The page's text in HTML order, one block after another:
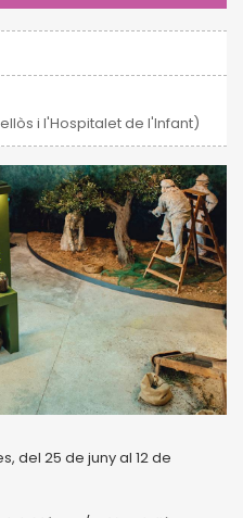
i l'Hospitalet de l'Infant)
del 25 de juny al 12 de